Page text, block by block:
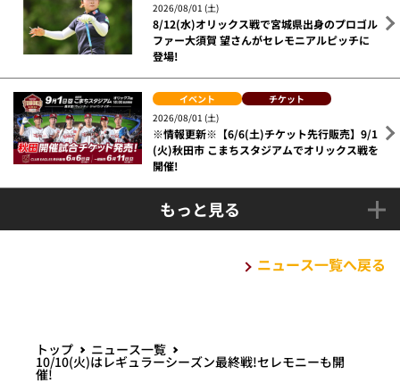
2026/08/01 (土)
8/12(水)オリックス戦で宮城県出身のプロゴル
ファー大須賀 望さんがセレモニアルピッチに
登場!
イベント
チケット
2026/08/01 (土)
※情報更新※【6/6(土)チケット先行販売】9/1
(火)秋田市 こまちスタジアムでオリックス戦を
開催!
もっと見る
ニュース一覧へ戻る
トップ ニュース一覧
10/10(火)はレギュラーシーズン最終戦!セレモニーも開
催!